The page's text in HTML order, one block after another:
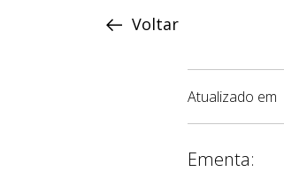
Voltar
Atualizado em
Ementa: